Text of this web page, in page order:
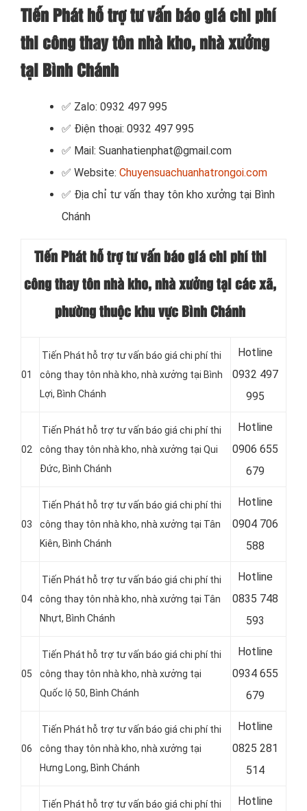
Tiến Phát hỗ trợ tư vấn báo giá chi phí
thi công thay tôn nhà kho, nhà xưởng
tại Bình Chánh
✅ Zalo: 0932 497 995
✅ Điện thoại: 0932 497 995
✅ Mail: Suanhatienphat@gmail.com
✅ Website: Chuyensuachuanhatrongoi.com
✅ Địa chỉ tư vấn thay tôn kho xưởng tại Bình
Chánh
Tiến Phát hỗ trợ tư vấn báo giá chi phí thi
công thay tôn nhà kho, nhà xưởng tại các xã,
phường thuộc khu vực Bình Chánh
01
Tiến Phát hỗ trợ tư vấn báo giá chi phí thi
công thay tôn nhà kho, nhà xưởng tại Bình
Lợi, Bình Chánh
Hotline
0932 497
995
02
Tiến Phát hỗ trợ tư vấn báo giá chi phí thi
công thay tôn nhà kho, nhà xưởng tại Qui
Đức, Bình Chánh
Hotline
0906 655
679
03
Tiến Phát hỗ trợ tư vấn báo giá chi phí thi
công thay tôn nhà kho, nhà xưởng tại Tân
Kiên, Bình Chánh
Hotline
0904 706
588
04
Tiến Phát hỗ trợ tư vấn báo giá chi phí thi
công thay tôn nhà kho, nhà xưởng tại Tân
Nhựt, Bình Chánh
Hotline
0835 748
593
05
Tiến Phát hỗ trợ tư vấn báo giá chi phí thi
công thay tôn nhà kho, nhà xưởng tại
Quốc lộ 50, Bình Chánh
Hotline
0934 655
679
06
Tiến Phát hỗ trợ tư vấn báo giá chi phí thi
công thay tôn nhà kho, nhà xưởng tại
Hưng Long, Bình Chánh
Hotline
0825 281
514
Tiến Phát hỗ trợ tư vấn báo giá chi phí thi
Hotline